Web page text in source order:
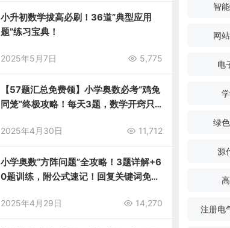
小升初数学拔高必刷！36道”典型应用
题”练习宝典！
2025年5月7日 5,775
【57题汇总免费领】小学奥数必考“鸡兔
同笼”终极攻略！每天3题，数学开窍只
2025年4月30日 11,712
小学奥数“方阵问题”全攻略！3题详解+6
0题训练，附公式速记！回复关键词免费
2025年4月29日 14,270
智
网
电
绿
源
注册电